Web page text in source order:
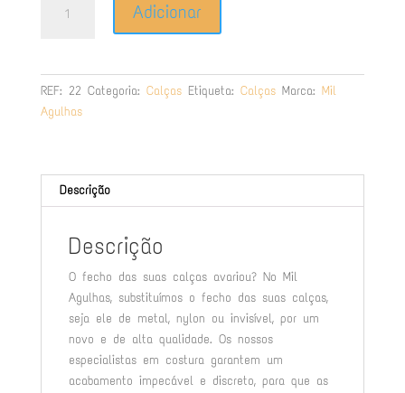
Adicionar
REF: 22 Categoria: Calças Etiqueta: Calças Marca: Mil
Agulhas
Descrição
Descrição
O fecho das suas calças avariou? No Mil
Agulhas, substituímos o fecho das suas calças,
seja ele de metal, nylon ou invisível, por um
novo e de alta qualidade. Os nossos
especialistas em costura garantem um
acabamento impecável e discreto, para que as